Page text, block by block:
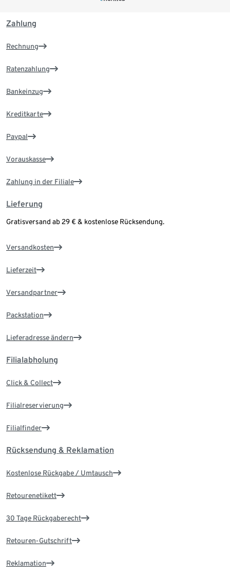
Zahlung
Rechnung
Ratenzahlung
Bankeinzug
Kreditkarte
Paypal
Vorauskasse
Zahlung in der Filiale
Lieferung
Gratisversand ab 29 € & kostenlose Rücksendung.
Versandkosten
Lieferzeit
Versandpartner
Packstation
Lieferadresse ändern
Filialabholung
Click & Collect
Filialreservierung
Filialfinder
Rücksendung & Reklamation
Kostenlose Rückgabe / Umtausch
Retourenetikett
30 Tage Rückgaberecht
Retouren-Gutschrift
Reklamation